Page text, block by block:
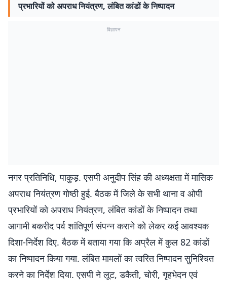
प्रभारियों को अपराध नियंत्रण, लंबित कांडों के निष्पादन
विज्ञापन
नगर प्रतिनिधि, पाकुड़. एसपी अनुदीप सिंह की अध्यक्षता में मासिक
अपराध नियंत्रण गोष्ठी हुई. बैठक में जिले के सभी थाना व ओपी
प्रभारियों को अपराध नियंत्रण, लंबित कांडों के निष्पादन तथा
आगामी बकरीद पर्व शांतिपूर्ण संपन्न कराने को लेकर कई आवश्यक
दिशा-निर्देश दिए. बैठक में बताया गया कि अप्रैल में कुल 82 कांडों
का निष्पादन किया गया. लंबित मामलों का त्वरित निष्पादन सुनिश्चित
करने का निर्देश दिया. एसपी ने लूट, डकैती, चोरी, गृहभेदन एवं